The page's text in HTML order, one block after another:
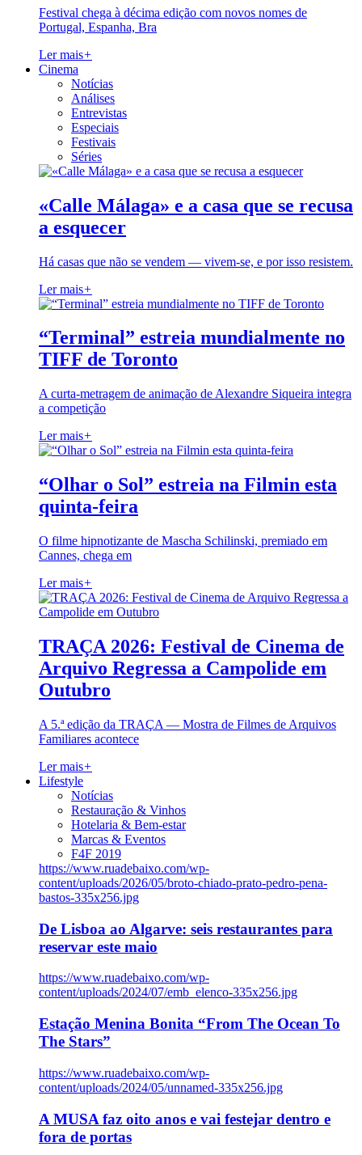
Festival chega à décima edição com novos nomes de
Portugal, Espanha, Bra
Ler mais+
Cinema
Notícias
Análises
Entrevistas
Especiais
Festivais
Séries
«Calle Málaga» e a casa que se recusa
a esquecer
Há casas que não se vendem — vivem-se, e por isso resistem.
Ler mais+
“Terminal” estreia mundialmente no
TIFF de Toronto
A curta-metragem de animação de Alexandre Siqueira integra
a competição
Ler mais+
“Olhar o Sol” estreia na Filmin esta
quinta-feira
O filme hipnotizante de Mascha Schilinski, premiado em
Cannes, chega em
Ler mais+
TRAÇA 2026: Festival de Cinema de
Arquivo Regressa a Campolide em
Outubro
A 5.ª edição da TRAÇA — Mostra de Filmes de Arquivos
Familiares acontece
Ler mais+
Lifestyle
Notícias
Restauração & Vinhos
Hotelaria & Bem-estar
Marcas & Eventos
F4F 2019
https://www.ruadebaixo.com/wp-
content/uploads/2026/05/broto-chiado-prato-pedro-pena-
bastos-335x256.jpg
De Lisboa ao Algarve: seis restaurantes para
reservar este maio
https://www.ruadebaixo.com/wp-
content/uploads/2024/07/emb_elenco-335x256.jpg
Estação Menina Bonita “From The Ocean To
The Stars”
https://www.ruadebaixo.com/wp-
content/uploads/2024/05/unnamed-335x256.jpg
A MUSA faz oito anos e vai festejar dentro e
fora de portas